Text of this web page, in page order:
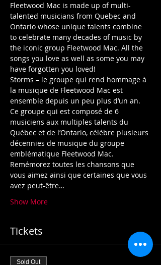
Fleetwood Mac is made up of multi-
talented musicians from Quebec and
Ontario whose unique talents combine
to celebrate many decades of music by
the iconic group Fleetwood Mac. All the
songs you love as well as some you may
have forgotten you loved!
Storms – le groupe qui rend hommage à
la musique de Fleetwood Mac est
ensemble depuis un peu plus d’un an.
Ce groupe qui est composé de 6
musiciens aux multiples talents du
Québec et de l’Ontario, célébre plusieurs
décennies de musique du groupe
emblématique Fleetwood Mac.
Remémorez toutes les chansons que
vous aimez ainsi que certaines que vous
avez peut-être…
Show More
Tickets
Sold Out